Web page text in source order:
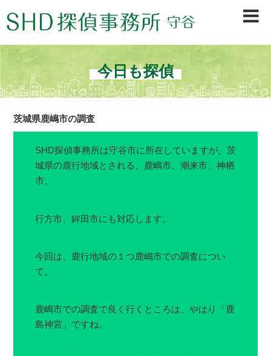
茨城県守谷市、取手市、常総市、龍ヶ崎市、坂東市、境町、古河市を中心に、浮
気調査・行動調査・信用調査等、早期調査＆秘密厳守で不安を素早く解決。初め
ての方も安心の探偵会社です。
今日も探偵
茨城県鹿嶋市の調査
SHD探偵事務所は守谷市に所在していますが、茨
城県の鹿行地域とされる、鹿嶋市、潮来市、神栖
市、
行方市、鉾田市にも対応します。
今回は、鹿行地域の１つ鹿嶋市での調査につい
て。
鹿嶋市での調査で良く行くところは、やはり「鹿
島神宮」ですね。